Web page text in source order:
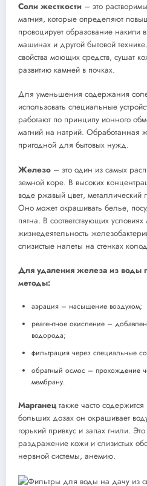
Соли жесткости – это
магния, которые определяют
провоцирует образование накипи
машинах и другой бытовой
свойства моющих средств, сушат
развитию камней в почках.
Для уменьшения содержания
использовать специальные
работают по принципу ионного
магний на натрий. Обработанная
пригодной для бытовых нужд.
Железо – это один из самых
земной коре. В высоких
воде ржавый цвет, металлический
Оно может окрашивать белье,
пятна. В соответствующих условиях
жизнедеятельность
слизистые налеты на стенках
Для удаления железа из воды
методы:
аэрация – насыщение воздухом;
реагентное окисление –
водорода;
фильтрация через специальные
обратный осмос – прохождение
мембрану.
Марганец также часто
больших дозах он окрашивает
горький привкус и запах гнили.
раздражение кожи и слизистых
нервной системы, анемию.